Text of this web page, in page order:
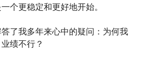
个更稳定和更好地开始。
了我多年来心中的疑问：为何我
绩不行？